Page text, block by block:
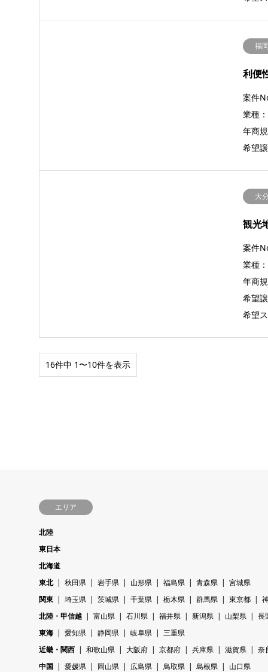
福
利便
案件
業種
年商
希望
大
観光
案件
業種
年商
希望
希望
16件中 1〜10件を表示
エリア
北陸
東日本
北海道
東北
秋田県 岩手県 山形県 福島県 青森県
宮城県
関東
埼玉県 茨城県 千葉県 栃木県 群馬県 東京都
北陸・甲信越
富山県 石川県 福井県 新潟県 山梨県
長
東海
愛知県 静岡県 岐阜県
三重県
近畿・関西
和歌山県 大阪府 京都府 兵庫県 滋賀県
奈
中国
愛媛県 岡山県 広島県 鳥取県 島根県
山口県